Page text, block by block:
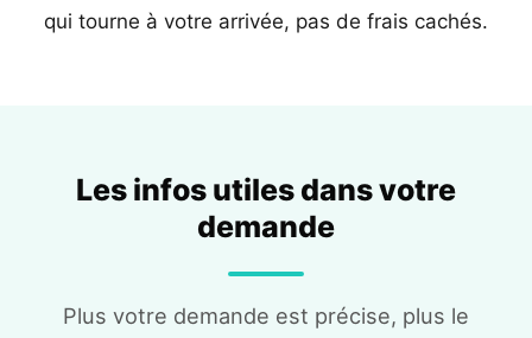
qui tourne à votre arrivée, pas de frais cachés.
Les infos utiles dans votre
demande
Plus votre demande est précise, plus le